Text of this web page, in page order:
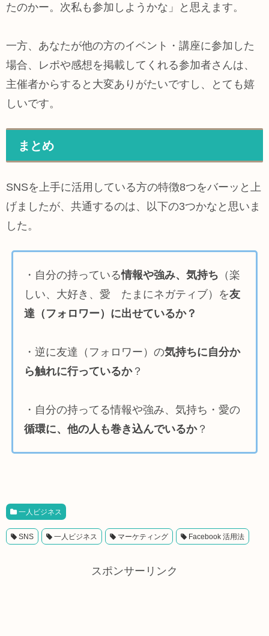
たのかー。次私も参加しようかな」と思えます。
一方、あなたが他の方のイベント・講座に参加した
場合、レポや感想を掲載してくれる参加者さんは、
主催者からすると大変ありがたいですし、とても嬉
しいです。
まとめ
SNSを上手に活用している方の特徴8つをバーッと上
げましたが、共通するのは、以下の3つかなと思いま
した。
・自分の持っている情報や強み、気持ち （楽
しい、大好き、愛 たまにネガティブ）を友
達（フォロワー）に出せているか？
・逆に友達（フォロワー）の気持ちに自分か
ら触れに行っているか？
・自分の持ってる情報や強み、気持ち・愛の
循環に、他の人も巻き込んでいるか？
一人ビジネス
SNS 一人ビジネス マーケティング Facebook 活用法
スポンサーリンク